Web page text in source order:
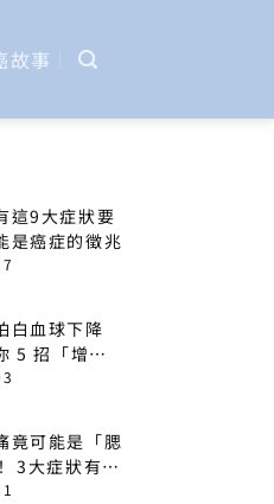
故事
這9大症狀要
癌症的徵兆
白血球下降
5 招「增加
竟可能是「腮
3大症狀有癌